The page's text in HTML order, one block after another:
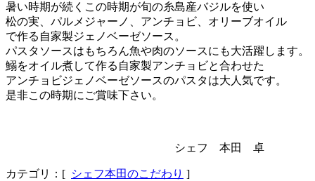
暑い時期が続くこの時期が旬の糸島産バジルを使い
松の実、パルメジャーノ、アンチョビ、オリーブオイル
で作る自家製ジェノベーゼソース。
パスタソースはもちろん魚や肉のソースにも大活躍します。
鰯をオイル煮して作る自家製アンチョビと合わせた
アンチョビジェノベーゼソースのパスタは大人気です。
是非この時期にご賞味下さい。
シェフ 本田 卓
カテゴリ：[ シェフ本田のこだわり ]